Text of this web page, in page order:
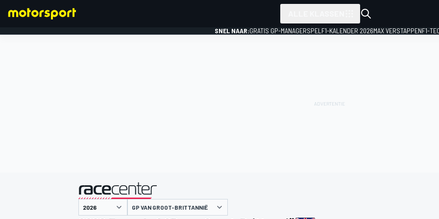
SNEL NAAR:GRATIS GP-MANAGERSPEL F1-KALENDER 2026MAX VERSTAPPENF1-
gepresenteerd door
GP VAN GROOT-BRITTANNIË